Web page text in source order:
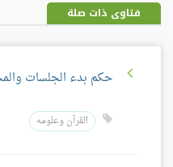
فتاوى ذات صلة
حكم بدء الجلسات
القرآن وعلومه